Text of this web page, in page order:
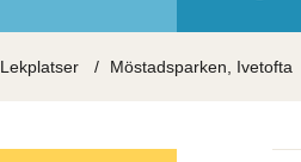
Lekplatser Möstadsparken, Ivetofta